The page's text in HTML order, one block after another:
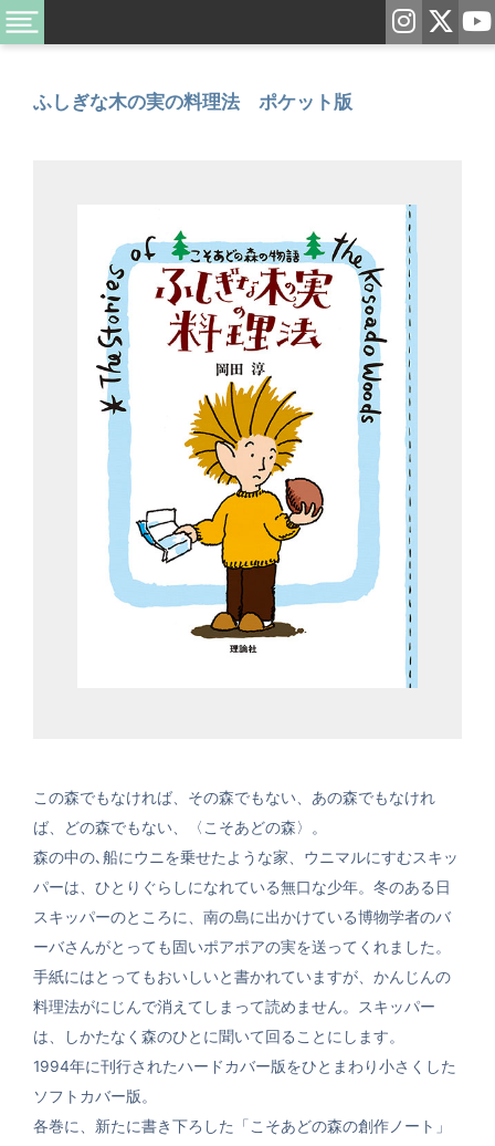
ふしぎな木の実の料理法 ポケット版
この森でもなければ、その森でもない、あの森でもなけれ
ば、どの森でもない、〈こそあどの森〉。
森の中の､船にウニを乗せたような家、ウニマルにすむスキッ
パーは、ひとりぐらしになれている無口な少年。冬のある日
スキッパーのところに、南の島に出かけている博物学者のバ
ーバさんがとっても固いポアポアの実を送ってくれました。
手紙にはとってもおいしいと書かれていますが、かんじんの
料理法がにじんで消えてしまって読めません。スキッパー
は、しかたなく森のひとに聞いて回ることにします。
1994年に刊行されたハードカバー版をひとまわり小さくした
ソフトカバー版。
各巻に、新たに書き下ろした「こそあどの森の創作ノート」